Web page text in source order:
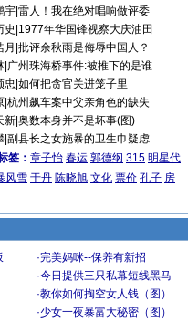
宇| 雷人！我在绝对唱响做评委
史 1977年华国锋视察大庆油田
月 批评余秋雨是侮辱中国人？
| 广州珠海桥事件:被推下的是谁
忠 如何把贪官关进笼子里
| 杭州飙车案中父亲角色的缺失
新| 奥数本身并不是坏事(图)
| 副县长之女施暴的卫生巾疑虑
签： 章子怡 春运 郭德纲 315 明星代
风雪 于丹 陈晓旭 文化 票价 孔子 房
·完美妈咪--保养有新招
·今日提供三只私幕短线黑马
·教你如何掏空女人钱（图）
·少女一夜暴富大秘密（图）